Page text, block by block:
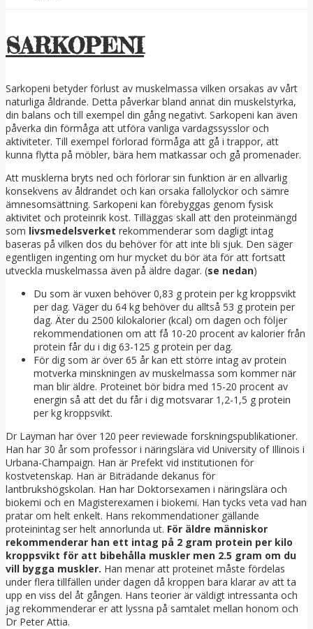
SARKOPENI
Sarkopeni betyder förlust av muskelmassa vilken orsakas av vårt
naturliga åldrande. Detta påverkar bland annat din muskelstyrka,
din balans och till exempel din gång negativt. Sarkopeni kan även
påverka din förmåga att utföra vanliga vardagssysslor och
aktiviteter. Till exempel förlorad förmåga att gå i trappor, att
kunna flytta på möbler, bära hem matkassar och gå promenader.
Att musklerna bryts ned och förlorar sin funktion är en allvarlig
konsekvens av åldrandet och kan orsaka fallolyckor och sämre
ämnesomsättning. Sarkopeni kan förebyggas genom fysisk
aktivitet och proteinrik kost. Tilläggas skall att den proteinmängd
som livsmedelsverket rekommenderar som dagligt intag
baseras på vilken dos du behöver för att inte bli sjuk. Den säger
egentligen ingenting om hur mycket du bör äta för att fortsatt
utveckla muskelmassa även på äldre dagar. (se nedan)
Du som är vuxen behöver 0,83 g protein per kg kroppsvikt
per dag. Väger du 64 kg behöver du alltså 53 g protein per
dag. Äter du 2500 kilokalorier (kcal) om dagen och följer
rekommendationen om att få 10-20 procent av kalorier från
protein får du i dig 63-125 g protein per dag.
För dig som är över 65 år kan ett större intag av protein
motverka minskningen av muskelmassa som kommer när
man blir äldre. Proteinet bör bidra med 15-20 procent av
energin så att det du får i dig motsvarar 1,2-1,5 g protein
per kg kroppsvikt.
Dr Layman har över 120 peer reviewade forskningspublikationer.
Han har 30 år som professor i näringslära vid University of Illinois i
Urbana-Champaign. Han är Prefekt vid institutionen för
kostvetenskap. Han är Biträdande dekanus för
lantbrukshögskolan. Han har Doktorsexamen i näringslära och
biokemi och en Magisterexamen i biokemi. Han tycks veta vad han
pratar om helt enkelt. Hans rekommendationer gällande
proteinintag ser helt annorlunda ut. För äldre människor
rekommenderar han ett intag på 2 gram protein per kilo
kroppsvikt för att bibehålla muskler men 2.5 gram om du
vill bygga muskler. Han menar att proteinet måste fördelas
under flera tillfällen under dagen då kroppen bara klarar av att ta
upp en viss del åt gången. Hans teorier är väldigt intressanta och
jag rekommenderar er att lyssna på samtalet mellan honom och
Dr Peter Attia.